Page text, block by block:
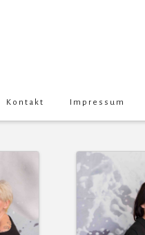
Kontakt Impressum